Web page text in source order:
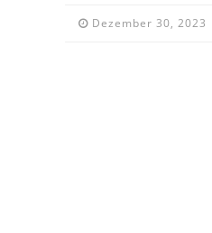
Dezember 30, 2023